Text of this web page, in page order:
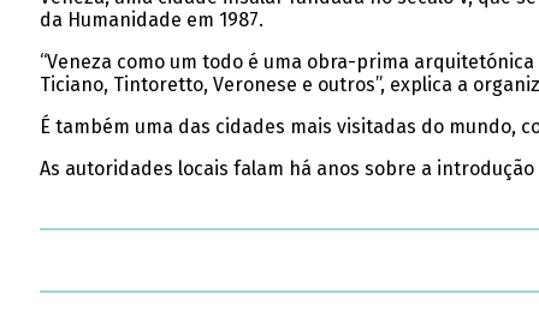
da Humanidade em 1987.
“Veneza como um todo é uma obra-prima
Ticiano, Tintoretto, Veronese e outros”, explica a
É também uma das cidades mais visitadas do mundo,
As autoridades locais falam há anos sobre a